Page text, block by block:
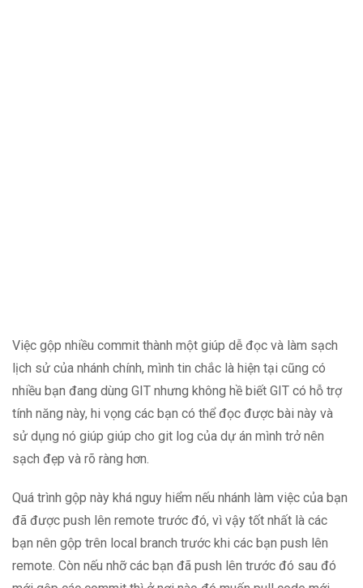
Việc gộp nhiều commit thành một giúp dễ đọc và làm sạch
lịch sử của nhánh chính, mình tin chắc là hiện tại cũng có
nhiều bạn đang dùng GIT nhưng không hề biết GIT có hỗ trợ
tính năng này, hi vọng các bạn có thể đọc được bài này và
sử dụng nó giúp giúp cho git log của dự án mình trở nên
sạch đẹp và rõ ràng hơn.
Quá trình gộp này khá nguy hiểm nếu nhánh làm việc của bạn
đã được push lên remote trước đó, vì vậy tốt nhất là các
bạn nên gộp trên local branch trước khi các bạn push lên
remote. Còn nếu nhỡ các bạn đã push lên trước đó sau đó